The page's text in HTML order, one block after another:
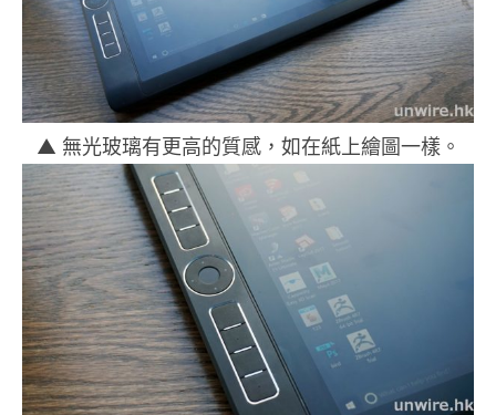
▲ 無光玻璃有更高的質感，如在紙上繪圖一樣。